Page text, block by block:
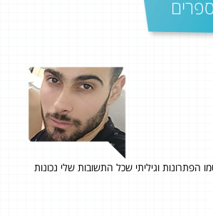
הפתרונות וגיליתי שכל התשובות שלי נכונות